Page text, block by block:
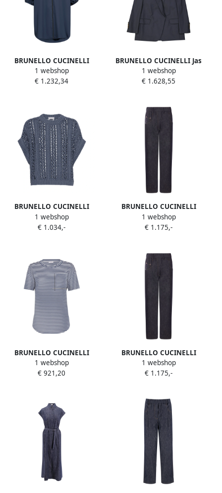
BRUNELLO CUCINELLI
Blauwe Katoenen Kimono
Mouw Tuniek Top Blue
1 webshop
€ 1.232,34
BRUNELLO CUCINELLI Jas
van zuivere wol met
drukknoop Blue Dames
1 webshop
€ 1.628,55
BRUNELLO CUCINELLI
Blauwe Avion Sweater Blue
Dames
1 webshop
€ 1.034,-
BRUNELLO CUCINELLI
Klassieke Denim Broek voor
Dagelijks Gebruik Blue
1 webshop
€ 1.175,-
BRUNELLO CUCINELLI
Stijlvolle T-shirts en Polos
Blue Dames
1 webshop
€ 921,20
BRUNELLO CUCINELLI
Blauwe Broek Blue Dames
1 webshop
€ 1.175,-